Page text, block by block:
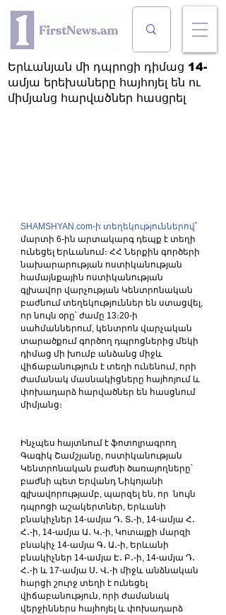
Երևանյան մի դպրոցի դիմաց 14-
ամյա երեխաները հայհոյել են ու
միմյանց հարվածներ հասցրել
SHAMSHYAN.com-ի տեղեկություններով ՝
մարտի 6-ին արտակարգ դեպք է տեղի
ունեցել Երևանում։ ՀՀ Ներքին գործերի
նախարարության ոստիկանության
համայնքային ոստիկանության
գլխավոր վարչության Կենտրոնական
բաժնում տեղեկություններ են ստացվել,
որ նույն օրը՝ ժամը 13։20-ի
սահմաններում, կենտրոն վարչական
տարածքում գործող դպրոցներից մեկի
դիմաց մի խումբ անձանց միջև
վիճաբանություն է տեղի ունենում, որի
ժամանակ մասնակիցները հայհոյում և
փոխադարձ հարվածներ են հասցնում
միմյանց։
Ինչպես հայտնում է ֆոտոլրագրող
Գագիկ Շամշյանը, ոստիկանության
Կենտրոնական բաժնի ծառայողները՝
բաժնի պետ Երվանդ Նիկոյանի
գլխավորությամբ, պարզել են, որ  նույն
դպրոցի աշակերտներ, Երևանի
բնակիչներ 14-ամյա Դ․ Տ․-ի, 14-ամյա Հ․
Հ․-ի, 14-ամյա Ա․ Կ․-ի, Կոտայքի մարզի
բնակիչ 14-ամյա Գ․ Ա․-ի, Երևանի
բնակիչներ 14-ամյա Է․ Բ․-ի, 14-ամյա Դ․
Հ․-ի և 17-ամյա Ս․ Վ․-ի միջև անձնական
հարցի շուրջ տեղի է ունեցել
վիճաբանություն, որի ժամանակ
վերջիններս հայհոյել և փոխադարձ